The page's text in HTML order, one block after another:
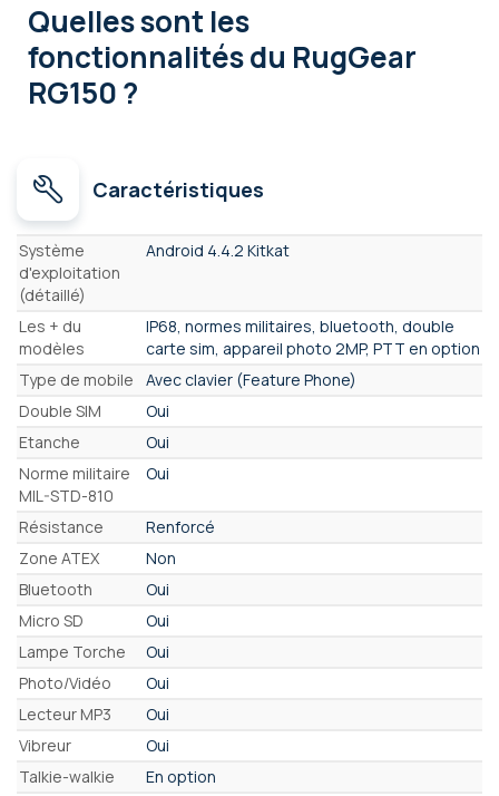
Quelles sont les
fonctionnalitésdu RugGear
RG150 ?
Caractéristiques
Caractéristiques
Système
d'exploitation
(détaillé)
Android 4.4.2 Kitkat
Les + du
modèles
IP68, normes militaires, bluetooth, double
carte sim, appareil photo 2MP, PTT en option
Type de mobile
Avec clavier (Feature Phone)
Double SIM
Oui
Etanche
Oui
Norme militaire
MIL-STD-810
Oui
Résistance
Renforcé
Zone ATEX
Non
Bluetooth
Oui
Micro SD
Oui
Lampe Torche
Oui
Photo/Vidéo
Oui
Lecteur MP3
Oui
Vibreur
Oui
Talkie-walkie
En option